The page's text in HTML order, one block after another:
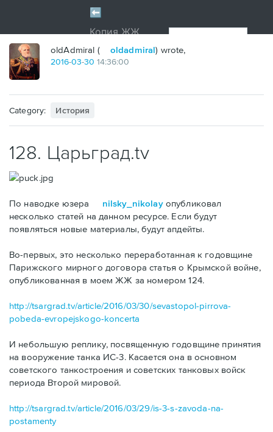
oldAdmiral ( oldadmiral) wrote,
2016-03-30 14:36:00
Category: История
128. Царьград.tv
По наводке юзера nilsky_nikolayопубликовал
несколько статей на данном ресурсе. Если будут
появляться новые материалы, будут апдейты.
Во-первых, это несколько переработанная к годовщине
Парижского мирного договора статья о Крымской войне,
опубликованная в моем ЖЖ за номером 124.
http://tsargrad.tv/article/2016/03/30/sevastopol-pirrova-
pobeda-evropejskogo-koncerta
И небольшую реплику, посвященную годовщине принятия
на вооружение танка ИС-3. Касается она в основном
советского танкостроения и советских танковых войск
периода Второй мировой.
http://tsargrad.tv/article/2016/03/29/is-3-s-zavoda-na-
postamenty